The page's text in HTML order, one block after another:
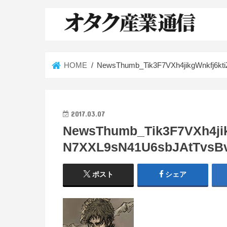
HOME
2017.03.07
ポスト シェア